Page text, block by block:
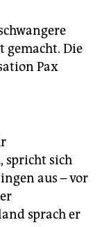
gemacht. Die
Pax
spricht sich
aus – vor
sprach er